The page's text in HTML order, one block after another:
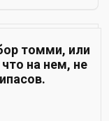
томми, или
на нем, не